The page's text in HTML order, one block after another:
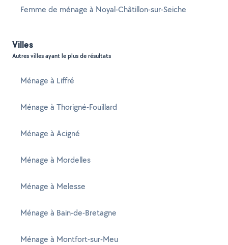
Femme de ménage à Noyal-Châtillon-sur-Seiche
Villes
Autres villes ayant le plus de résultats
Ménage à Liffré
Ménage à Thorigné-Fouillard
Ménage à Acigné
Ménage à Mordelles
Ménage à Melesse
Ménage à Bain-de-Bretagne
Ménage à Montfort-sur-Meu